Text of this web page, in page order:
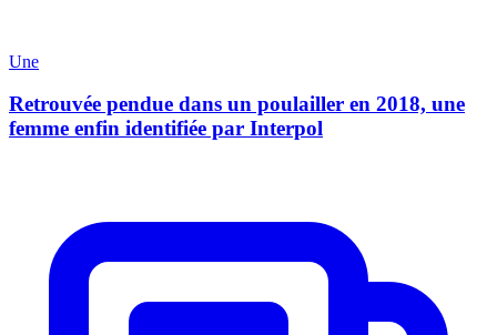
Une
Retrouvée pendue dans un poulailler en 2018, une
femme enfin identifiée par Interpol